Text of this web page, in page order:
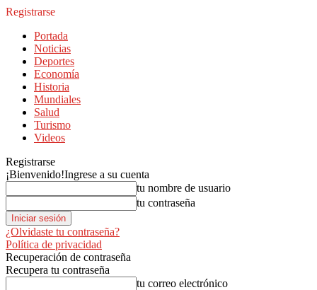
Registrarse
Portada
Noticias
Deportes
Economía
Historia
Mundiales
Salud
Turismo
Videos
Registrarse
¡Bienvenido!Ingrese a su cuenta
tu nombre de usuario
tu contraseña
¿Olvidaste tu contraseña?
Política de privacidad
Recuperación de contraseña
Recupera tu contraseña
tu correo electrónico